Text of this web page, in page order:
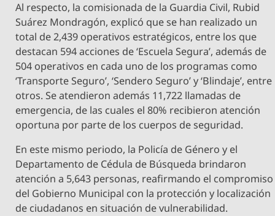
Al respecto, la comisionada de la Guardia Civil, Rubid
Suárez Mondragón, explicó que se han realizado un
total de 2,439 operativos estratégicos, entre los que
destacan 594 acciones de ‘Escuela Segura’, además de
504 operativos en cada uno de los programas como
‘Transporte Seguro’, ‘Sendero Seguro’ y ‘Blindaje’, entre
otros. Se atendieron además 11,722 llamadas de
emergencia, de las cuales el 80% recibieron atención
oportuna por parte de los cuerpos de seguridad.
En este mismo periodo, la Policía de Género y el
Departamento de Cédula de Búsqueda brindaron
atención a 5,643 personas, reafirmando el compromiso
del Gobierno Municipal con la protección y localización
de ciudadanos en situación de vulnerabilidad.